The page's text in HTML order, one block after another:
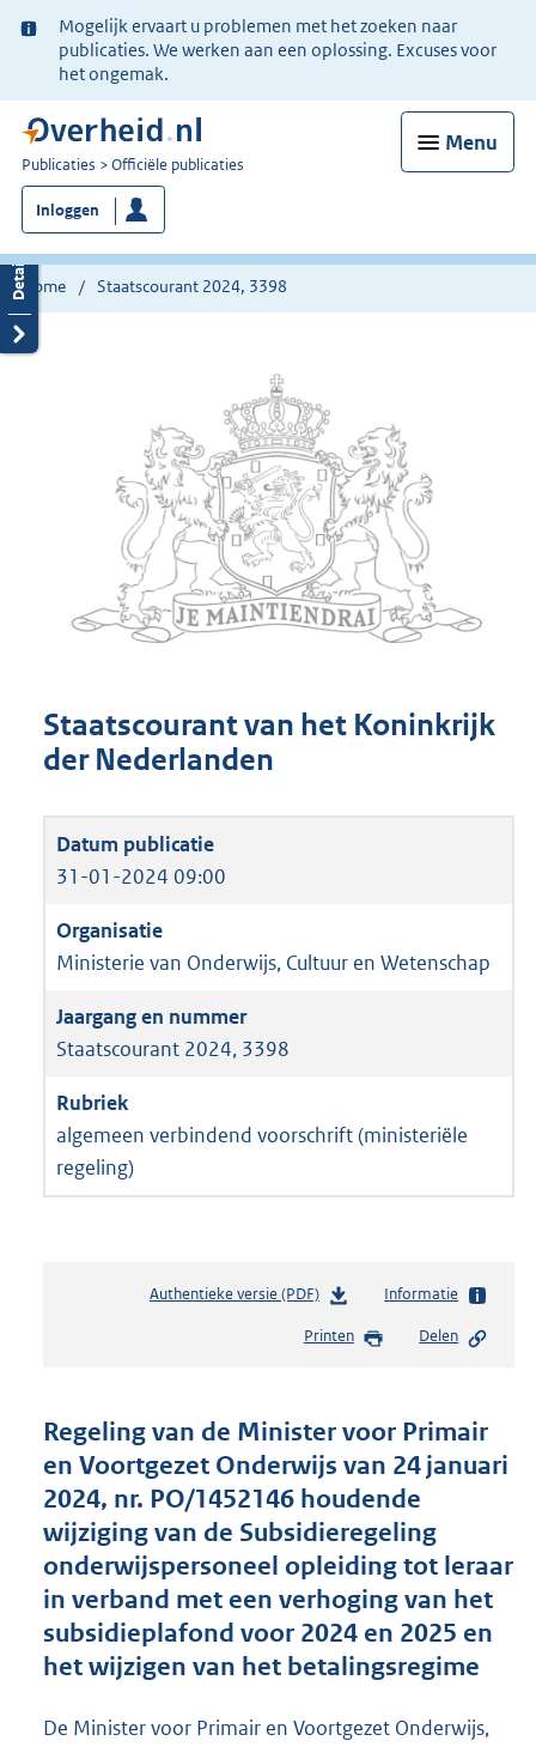
Ter
informatie:
Mogelijk ervaart u problemen met het zoeken naar
publicaties. We werken aan een oplossing. Excuses voor
het ongemak.
Menu
U
bent
nu
hier:
Publicaties Officiële publicaties
Inloggen
Home Staatscourant 2024, 3398
Staatscourant van het Koninkrijk
der Nederlanden
31-01-2024 09:00
Ministerie van Onderwijs, Cultuur en Wetenschap
Staatscourant 2024, 3398
algemeen verbindend voorschrift (ministeriële
regeling)
Authentieke versie (PDF)b
s
d
s
g
r
o
o
t
t
e
:
2
Informatie
Printen Delen
Regeling van de Minister voor Primair
en Voortgezet Onderwijs van 24 januari
2024, nr. PO/1452146 houdende
wijziging van de Subsidieregeling
onderwijspersoneel opleiding tot leraar
in verband met een verhoging van het
subsidieplafond voor 2024 en 2025 en
het wijzigen van het betalingsregime
De Minister voor Primair en Voortgezet Onderwijs,